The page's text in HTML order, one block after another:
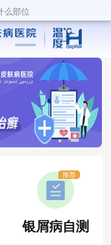
银屑病自测
推荐